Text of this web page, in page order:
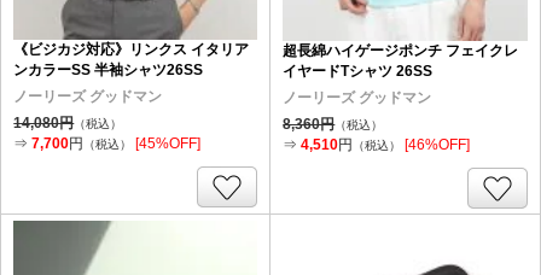
《ビジカジ対応》リンクス イタリア
ンカラーSS 半袖シャツ26SS
ノーリーズ グッドマン
14,080円（税込）
⇒7,700円 （税込） [45%OFF]
超長綿ハイゲージポンチ フェイクレ
イヤードTシャツ 26SS
ノーリーズ グッドマン
8,360円（税込）
⇒4,510円 （税込） [46%OFF]